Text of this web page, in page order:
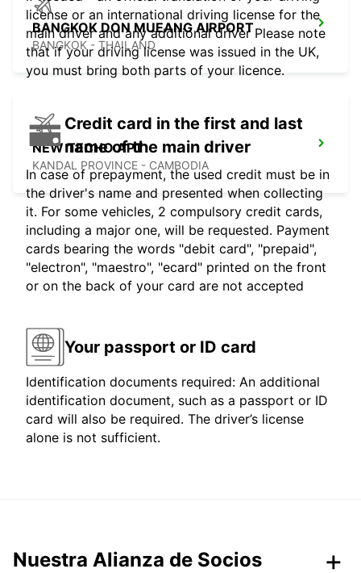
BANGKOK DON MUEANG AIRPORT
BANGKOK - THAILAND
NEW TECHO APT
KANDAL PROVINCE - CAMBODIA
license or an international driving license for the
main driver and any additional driver Please note
that if your driving license was issued in the UK,
you must bring both parts of your licence.
Credit card in the first and last
name of the main driver
In case of prepayment, the used credit must be in
the driver's name and presented when collecting
it. For some vehicles, 2 compulsory credit cards,
including a major one, will be requested. Payment
cards bearing the words "debit card", "prepaid",
"electron", "maestro", "ecard" printed on the front
or on the back of your card are not accepted
Your passport or ID card
Identification documents required: An additional
identification document, such as a passport or ID
card will also be required. The driver’s license
alone is not sufficient.
Nuestra Alianza de Socios